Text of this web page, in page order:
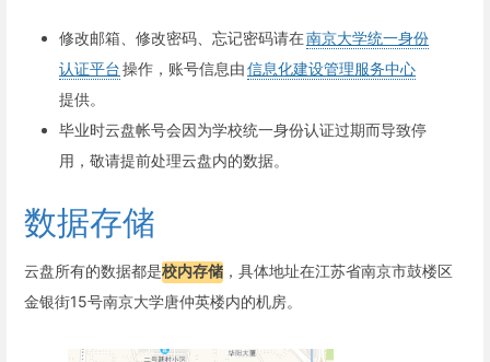
修改邮箱、修改密码、忘记密码请在南京大学统一身份
认证平台操作，账号信息由信息化建设管理服务中心
提供。
毕业时云盘帐号会因为学校统一身份认证过期而导致停
用，敬请提前处理云盘内的数据。
数据存储
云盘所有的数据都是校内存储 ，具体地址在江苏省南京市鼓楼区
金银街15号南京大学唐仲英楼内的机房。